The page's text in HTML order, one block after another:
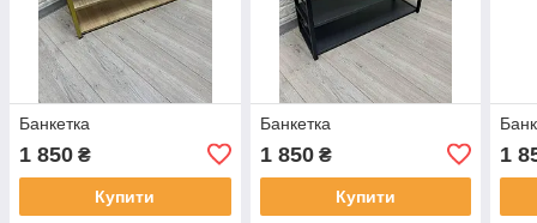
Банкетка
1 850 ₴
Купити
Банкетка
1 850₴
Купити
1